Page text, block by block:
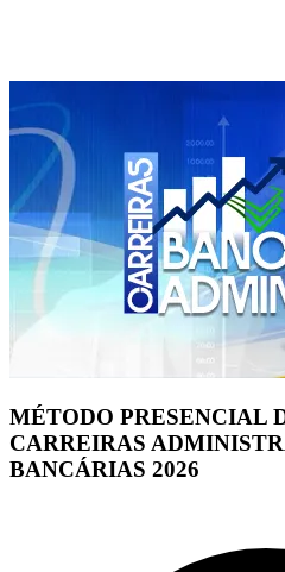
MÉTODO PRESENCIAL
CARREIRAS
BANCÁRIAS 2026